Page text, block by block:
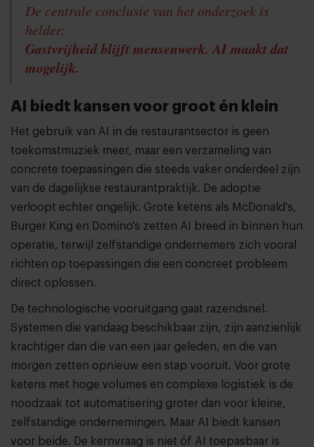
De centrale conclusie van het onderzoek is
helder:
Gastvrijheid blijft mensenwerk. AI maakt dat
mogelijk.
AI biedt kansen voor groot én klein
Het gebruik van AI in de restaurantsector is geen
toekomstmuziek meer, maar een verzameling van
concrete toepassingen die steeds vaker onderdeel zijn
van de dagelijkse restaurantpraktijk. De adoptie
verloopt echter ongelijk. Grote ketens als McDonald's,
Burger King en Domino's zetten AI breed in binnen hun
operatie, terwijl zelfstandige ondernemers zich vooral
richten op toepassingen die een concreet probleem
direct oplossen.
De technologische vooruitgang gaat razendsnel.
Systemen die vandaag beschikbaar zijn, zijn aanzienlijk
krachtiger dan die van een jaar geleden, en die van
morgen zetten opnieuw een stap vooruit. Voor grote
ketens met hoge volumes en complexe logistiek is de
noodzaak tot automatisering groter dan voor kleine,
zelfstandige ondernemingen. Maar AI biedt kansen
voor beide. De kernvraag is niet óf AI toepasbaar is